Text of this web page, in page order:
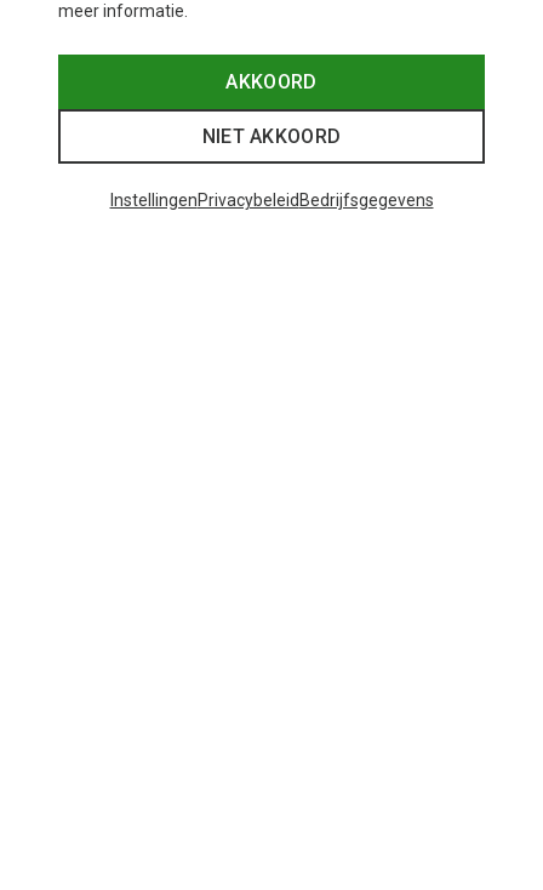
meer informatie.
AKKOORD
NIET AKKOORD
InstellingenPrivacybeleid Bedrijfsgegevens